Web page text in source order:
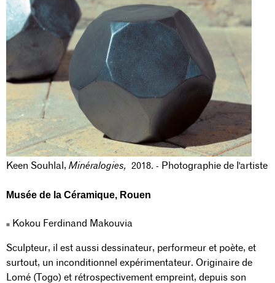
Keen Souhlal, Minéralogies, 2018. - Photographie de l'artiste
Musée de la Céramique, Rouen
Kokou Ferdinand Makouvia
Sculpteur, il est aussi dessinateur, performeur et poète, et
surtout, un inconditionnel expérimentateur. Originaire de
Lomé (Togo) et rétrospectivement empreint, depuis son